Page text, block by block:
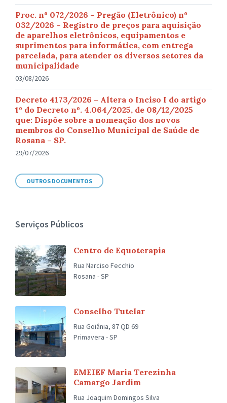
Proc. nº 072/2026 – Pregão (Eletrônico) nº
032/2026 – Registro de preços para aquisição
de aparelhos eletrônicos, equipamentos e
suprimentos para informática, com entrega
parcelada, para atender os diversos setores da
municipalidade
03/08/2026
Decreto 4173/2026 – Altera o Inciso I do artigo
1º do Decreto nº. 4.064/2025, de 08/12/2025
que: Dispõe sobre a nomeação dos novos
membros do Conselho Municipal de Saúde de
Rosana – SP.
29/07/2026
OUTROS DOCUMENTOS
Serviços Públicos
Centro de Equoterapia
Rua Narciso Fecchio
Rosana - SP
Conselho Tutelar
Rua Goiânia, 87 QD 69
Primavera - SP
EMEIEF Maria Terezinha
Camargo Jardim
Rua Joaquim Domingos Silva